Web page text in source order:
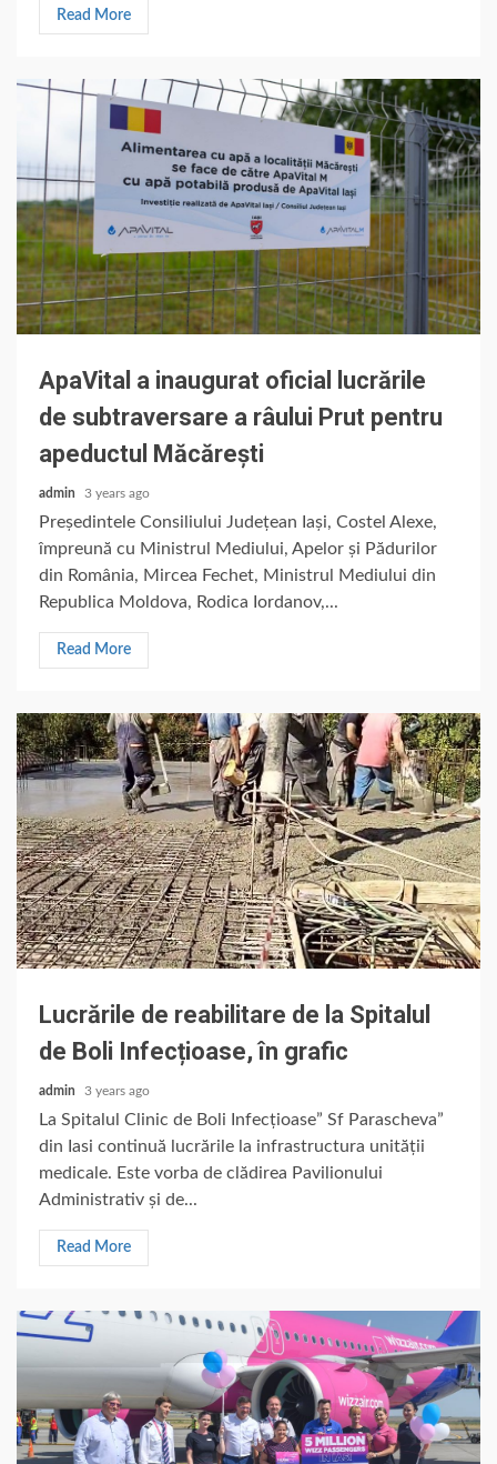
Read More
ApaVital a inaugurat oficial lucrările
de subtraversare a râului Prut pentru
apeductul Măcărești
admin 3 years ago
Președintele Consiliului Județean Iași, Costel Alexe,
împreună cu Ministrul Mediului, Apelor și Pădurilor
din România, Mircea Fechet, Ministrul Mediului din
Republica Moldova, Rodica Iordanov,...
Read More
Lucrările de reabilitare de la Spitalul
de Boli Infecțioase, în grafic
admin 3 years ago
La Spitalul Clinic de Boli Infecțioase” Sf Parascheva”
din Iasi continuă lucrările la infrastructura unității
medicale. Este vorba de clădirea Pavilionului
Administrativ și de...
Read More